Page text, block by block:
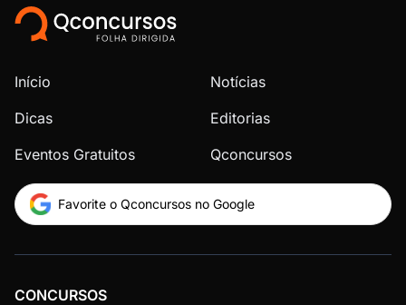
Início
Notícias
Dicas
Editorias
Eventos Gratuitos
Qconcursos
Favorite o Qconcursos no Google
CONCURSOS